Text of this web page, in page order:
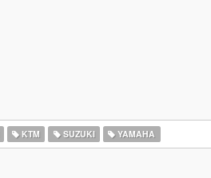
KTM SUZUKI YAMAHA